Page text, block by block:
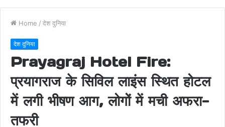
Home / देश दुनिया
देश दुनिया
Prayagraj Hotel Fire:
प्रयागराज के सिविल लाइंस स्थित होटल
में लगी भीषण आग, लोगों में मची अफरा-
तफरी